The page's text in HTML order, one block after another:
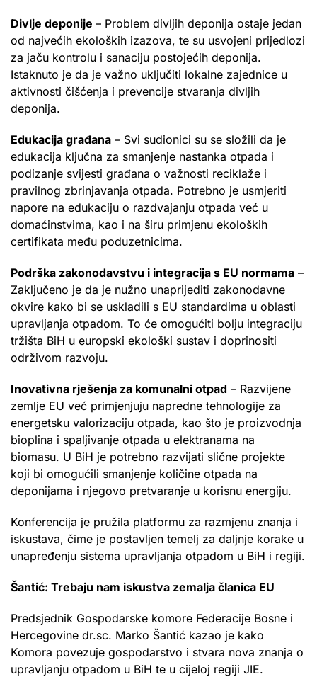
Divlje deponije – Problem divljih deponija ostaje jedan
od najvećih ekoloških izazova, te su usvojeni prijedlozi
za jaču kontrolu i sanaciju postojećih deponija.
Istaknuto je da je važno uključiti lokalne zajednice u
aktivnosti čišćenja i prevencije stvaranja divljih
deponija.
Edukacija građana – Svi sudionici su se složili da je
edukacija ključna za smanjenje nastanka otpada i
podizanje svijesti građana o važnosti reciklaže i
pravilnog zbrinjavanja otpada. Potrebno je usmjeriti
napore na edukaciju o razdvajanju otpada već u
domaćinstvima, kao i na širu primjenu ekoloških
certifikata među poduzetnicima.
Podrška zakonodavstvu i integracija s EU normama –
Zaključeno je da je nužno unaprijediti zakonodavne
okvire kako bi se uskladili s EU standardima u oblasti
upravljanja otpadom. To će omogućiti bolju integraciju
tržišta BiH u europski ekološki sustav i doprinositi
održivom razvoju.
Inovativna rješenja za komunalni otpad – Razvijene
zemlje EU već primjenjuju napredne tehnologije za
energetsku valorizaciju otpada, kao što je proizvodnja
bioplina i spaljivanje otpada u elektranama na
biomasu. U BiH je potrebno razvijati slične projekte
koji bi omogućili smanjenje količine otpada na
deponijama i njegovo pretvaranje u korisnu energiju.
Konferencija je pružila platformu za razmjenu znanja i
iskustava, čime je postavljen temelj za daljnje korake u
unapređenju sistema upravljanja otpadom u BiH i regiji.
Šantić: Trebaju nam iskustva zemalja članica EU
Predsjednik Gospodarske komore Federacije Bosne i
Hercegovine dr.sc. Marko Šantić kazao je kako
Komora povezuje gospodarstvo i stvara nova znanja o
upravljanju otpadom u BiH te u cijeloj regiji JIE.